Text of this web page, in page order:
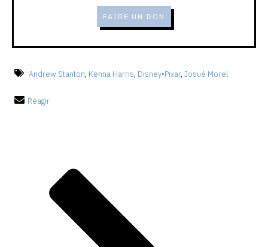
FAIRE UN DON
Andrew Stanton, Kenna Harris, Disney•Pixar, Josué Morel
Réagir